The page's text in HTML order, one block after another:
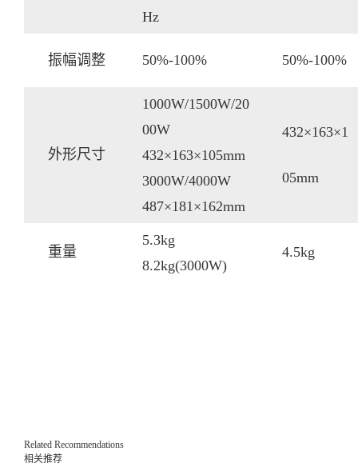
Hz
振幅调整 50%-100% 50%-100%
外形尺寸
1000W/1500W/20
00W
432×163×105mm
3000W/4000W
487×181×162mm
432×163×1
05mm
重量
5.3kg
8.2kg(3000W)
4.5kg
Related Recommendations
相关推荐